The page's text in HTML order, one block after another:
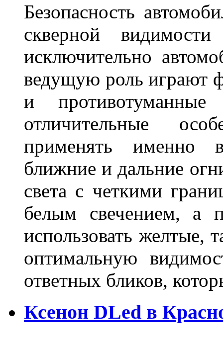
Безопасность
скверной видимости
исключительно
ведущую роль играют
и
отличительные
применять именно
ближние и дальние
света с четкими
белым свечением, а
использовать желтые,
оптимальную
ответных бликов,
Ксенон DLed в